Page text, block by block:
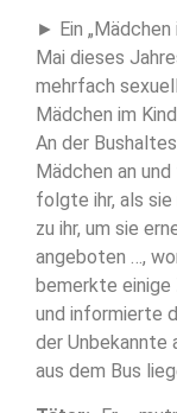
► Ein „Mädchen
Mai dieses
mehrfach
Mädchen im
An der
Mädchen an
folgte ihr, als
zu ihr, um sie
angeboten …,
bemerkte einige
und informierte
der Unbekannte
aus dem Bus